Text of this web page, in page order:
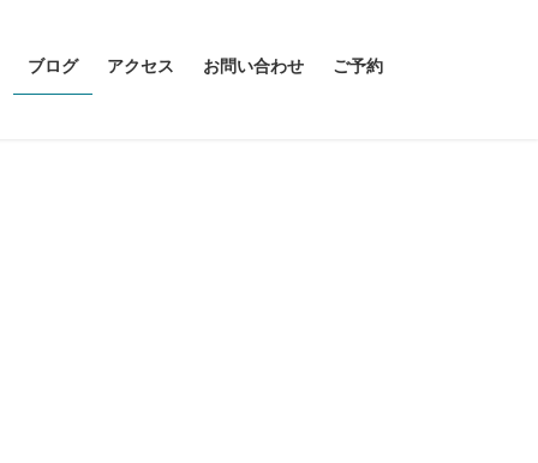
ブログ アクセス お問い合わせ ご予約